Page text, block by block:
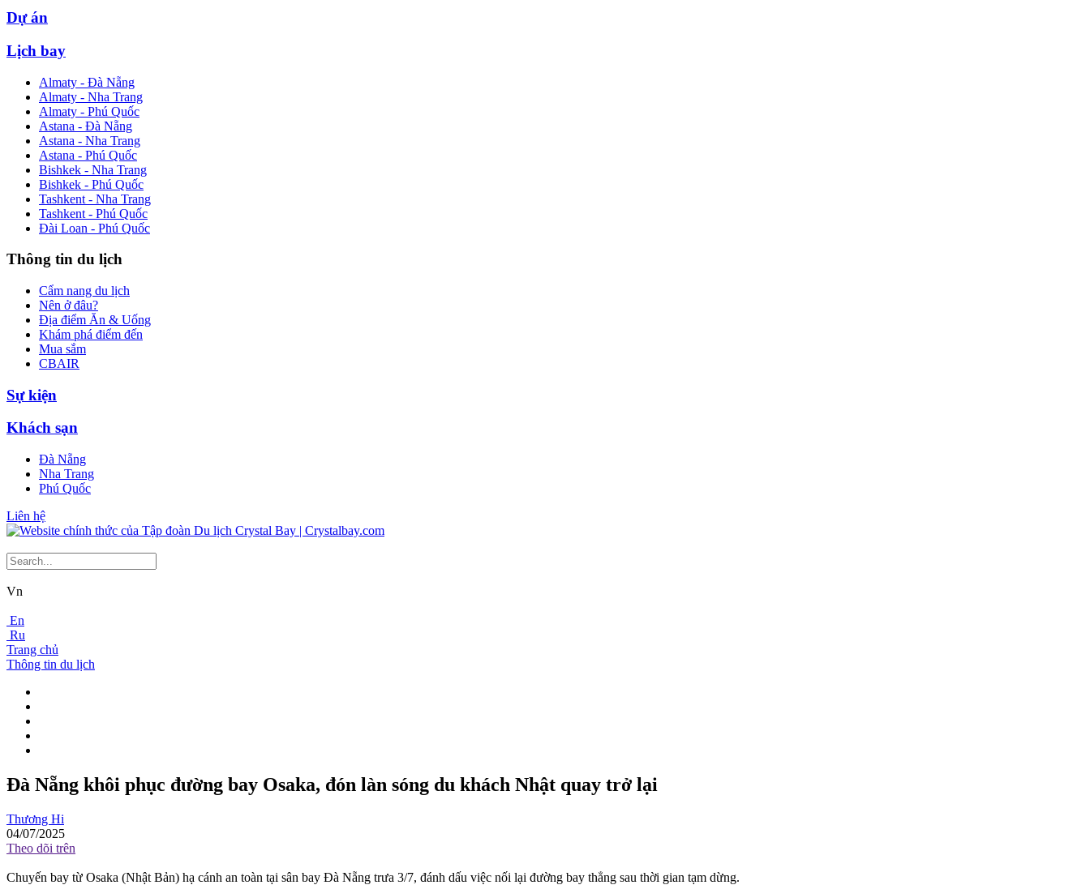
Dự án
Lịch bay
Almaty - Đà Nẵng
Almaty - Nha Trang
Almaty - Phú Quốc
Astana - Đà Nẵng
Astana - Nha Trang
Astana - Phú Quốc
Bishkek - Nha Trang
Bishkek - Phú Quốc
Tashkent - Nha Trang
Tashkent - Phú Quốc
Đài Loan - Phú Quốc
Thông tin du lịch
Cẩm nang du lịch
Nên ở đâu?
Địa điểm Ăn & Uống
Khám phá điểm đến
Mua sắm
CBAIR
Sự kiện
Khách sạn
Đà Nẵng
Nha Trang
Phú Quốc
Liên hệ
Vn
En
Ru
Trang chủ
Thông tin du lịch
Đà Nẵng khôi phục đường bay Osaka, đón làn sóng du khách Nhật quay trở lại
Thương Hi
04/07/2025
Theo dõi trên
Chuyến bay từ Osaka (Nhật Bản) hạ cánh an toàn tại sân bay Đà Nẵng trưa 3/7, đánh dấu việc nối lại đường bay thẳng sau thời gian tạm dừng.